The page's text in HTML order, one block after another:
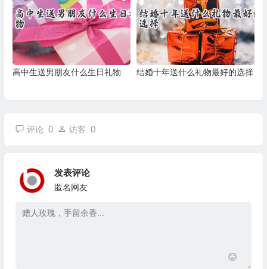
高中生送男朋友什么生日礼物 结婚十年送什么礼物最好的选择
评论 0 访客 0
发表评论
匿名网友